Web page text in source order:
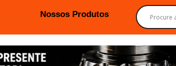
Nossos Produtos